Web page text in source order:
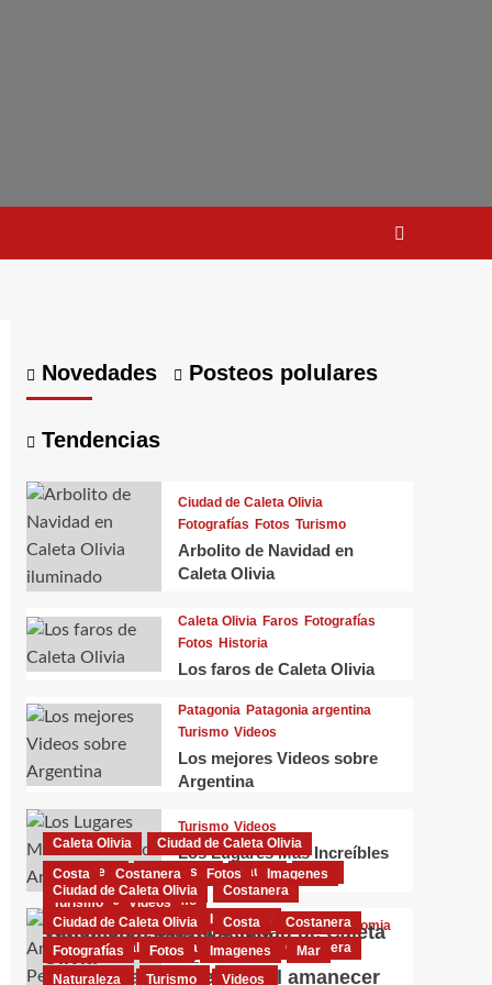
Novedades Posteos polulares
Tendencias
Ciudad de Caleta Olivia
Fotografías Fotos Turismo
Arbolito de Navidad en
Caleta Olivia
Caleta Olivia Faros Fotografías
Fotos Historia
Los faros de Caleta Olivia
Patagonia Patagonia argentina
Turismo Videos
Los mejores Videos sobre
Argentina
Turismo Videos
Los Lugares Más Increíbles
de Argentina
Ciudad de Caleta Olivia Economia
El Pasivo Ambiental
Petrolero
Caleta Olivia
Ciudad de Caleta Olivia
Costanera
El Gorosito Fauna
Flora
Naturaleza
Turismo
Turismo en Caleta Olivia
Caletense 01/02/2025
0
Costa Costanera Fotos
Imagenes
Turismo
Videos
Videoclips sobre la ciudad de Caleta
Olivia
Ciudad de Caleta Olivia
Costanera
Fotografías
Fotos
Imagenes
Patagonia argentina
Turismo Videos
Fantásticas Imágenes del amanecer
Ciudad de Caleta Olivia Costa
Costanera
Fotografías
Turismo Videos
Ciudad de Caleta Olivia Costa
Costanera
Fotografías
Fotos Imagenes
Mar
Naturaleza
Turismo Videos